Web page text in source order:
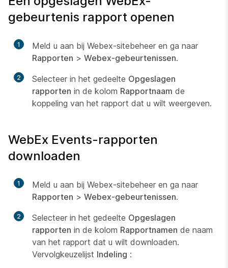
gebeurtenis rapport openen
1
Meld u aan bij Webex-sitebeheer en ga naar
Rapporten > Webex-gebeurtenissen.
2 Selecteer in het gedeelte Opgeslagen
rapporten in de kolom Rapportnaam de
koppeling van het rapport dat u wilt weergeven.
WebEx Events-rapporten
downloaden
1
Meld u aan bij Webex-sitebeheer en ga naar
Rapporten > Webex-gebeurtenissen.
2 Selecteer in het gedeelte Opgeslagen
rapporten in de kolom Rapportnamen de naam
van het rapport dat u wilt downloaden.
Vervolgkeuzelijst Indeling :